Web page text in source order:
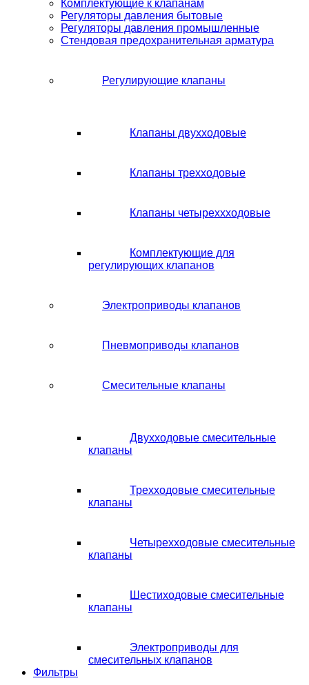
Комплектующие к клапанам
Регуляторы давления бытовые
Регуляторы давления промышленные
Стендовая предохранительная арматура
Регулирующие клапаны
Клапаны двухходовые
Клапаны трехходовые
Клапаны четыреххходовые
Комплектующие для
регулирующих клапанов
Электроприводы клапанов
Пневмоприводы клапанов
Смесительные клапаны
Двухходовые смесительные
клапаны
Трехходовые смесительные
клапаны
Четырехходовые смесительные
клапаны
Шестиходовые смесительные
клапаны
Электроприводы для
смесительных клапанов
Фильтры